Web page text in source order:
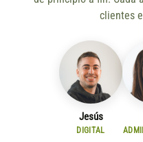
clientes
Jesús
DIGITAL